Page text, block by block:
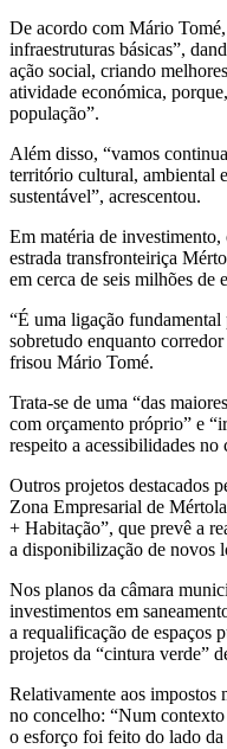
De acordo com Mário
infraestruturas básicas”,
ação social, criando
atividade económica,
população”.
Além disso, “vamos
território cultural, ambiental
sustentável”, acrescentou.
Em matéria de investimento,
estrada transfronteiriça
em cerca de seis milhões de
“É uma ligação fundamental
sobretudo enquanto
frisou Mário Tomé.
Trata-se de uma “das
com orçamento próprio” e
respeito a acessibilidades
Outros projetos destacados
Zona Empresarial de
+ Habitação”, que prevê a
a disponibilização de novos
Nos planos da câmara
investimentos em
a requalificação de espaços
projetos da “cintura verde”
Relativamente aos impostos
no concelho: “Num
o esforço foi feito do lado da